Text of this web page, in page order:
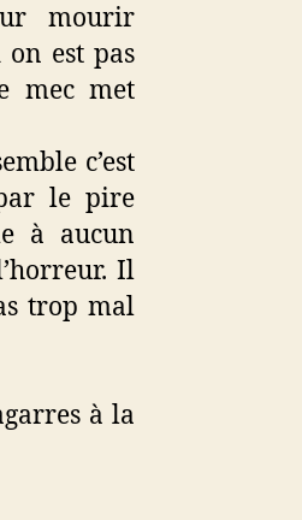
mourir
est pas
mec met
c’est
le pire
à aucun
Il
trop mal
à la